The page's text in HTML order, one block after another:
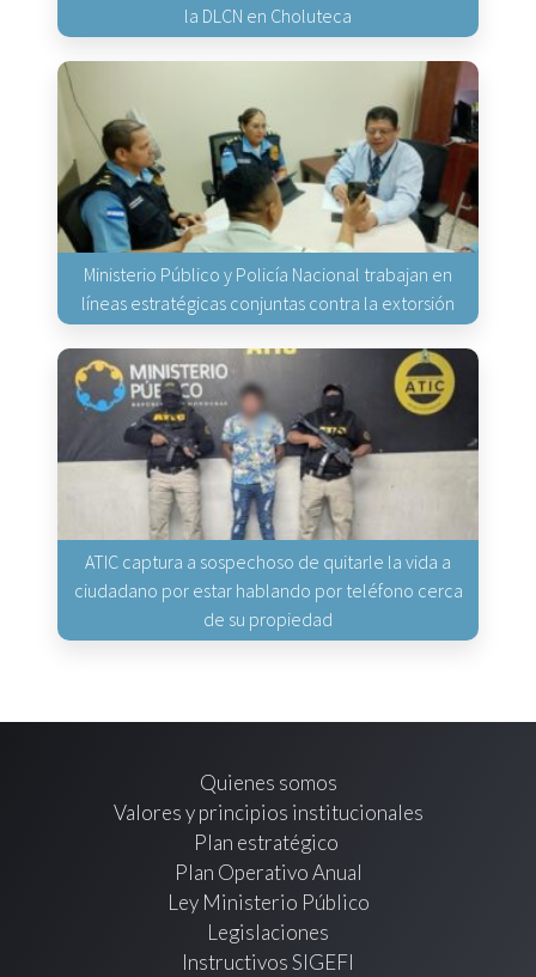
la DLCN en Choluteca
Ministerio Público y Policía Nacional trabajan en
líneas estratégicas conjuntas contra la extorsión
ATIC captura a sospechoso de quitarle la vida a
ciudadano por estar hablando por teléfono cerca
de su propiedad
Quienes somos
Valores y principios institucionales
Plan estratégico
Plan Operativo Anual
Ley Ministerio Público
Legislaciones
Instructivos SIGEFI